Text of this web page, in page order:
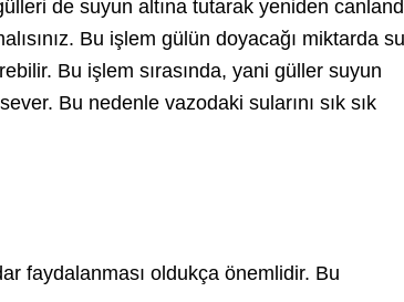
de suyun altına tutarak yeniden
Bu işlem gülün doyacağı miktarda su
Bu işlem sırasında, yani güller suyun
Bu nedenle vazodaki sularını sık sık
faydalanması oldukça önemlidir. Bu